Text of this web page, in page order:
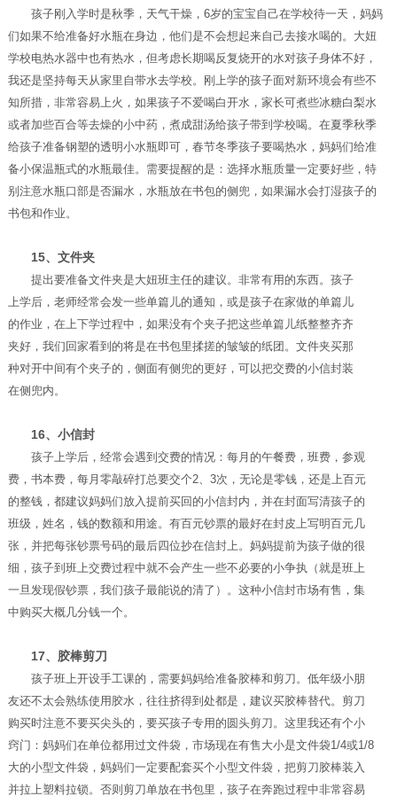
孩子刚入学时是秋季，天气干燥，6岁的宝宝自己在学校待一天，妈妈
们如果不给准备好水瓶在身边，他们是不会想起来自己去接水喝的。大妞
学校电热水器中也有热水，但考虑长期喝反复烧开的水对孩子身体不好，
我还是坚持每天从家里自带水去学校。刚上学的孩子面对新环境会有些不
知所措，非常容易上火，如果孩子不爱喝白开水，家长可煮些冰糖白梨水
或者加些百合等去燥的小中药，煮成甜汤给孩子带到学校喝。在夏季秋季
给孩子准备钢塑的透明小水瓶即可，春节冬季孩子要喝热水，妈妈们给准
备小保温瓶式的水瓶最佳。需要提醒的是：选择水瓶质量一定要好些，特
别注意水瓶口部是否漏水，水瓶放在书包的侧兜，如果漏水会打湿孩子的
书包和作业。
15、文件夹
提出要准备文件夹是大妞班主任的建议。非常有用的东西。孩子
上学后，老师经常会发一些单篇儿的通知，或是孩子在家做的单篇儿
的作业，在上下学过程中，如果没有个夹子把这些单篇儿纸整整齐齐
夹好，我们回家看到的将是在书包里揉搓的皱皱的纸团。文件夹买那
种对开中间有个夹子的，侧面有侧兜的更好，可以把交费的小信封装
在侧兜内。
16、小信封
孩子上学后，经常会遇到交费的情况：每月的午餐费，班费，参观
费，书本费，每月零敲碎打总要交个2、3次，无论是零钱，还是上百元
的整钱，都建议妈妈们放入提前买回的小信封内，并在封面写清孩子的
班级，姓名，钱的数额和用途。有百元钞票的最好在封皮上写明百元几
张，并把每张钞票号码的最后四位抄在信封上。妈妈提前为孩子做的很
细，孩子到班上交费过程中就不会产生一些不必要的小争执（就是班上
一旦发现假钞票，我们孩子最能说的清了）。这种小信封市场有售，集
中购买大概几分钱一个。
17、胶棒剪刀
孩子班上开设手工课的，需要妈妈给准备胶棒和剪刀。低年级小朋
友还不太会熟练使用胶水，往往挤得到处都是，建议买胶棒替代。剪刀
购买时注意不要买尖头的，要买孩子专用的圆头剪刀。这里我还有个小
窍门：妈妈们在单位都用过文件袋，市场现在有售大小是文件袋1/4或1/8
大的小型文件袋，妈妈们一定要配套买个小型文件袋，把剪刀胶棒装入
并拉上塑料拉锁。否则剪刀单放在书包里，孩子在奔跑过程中非常容易